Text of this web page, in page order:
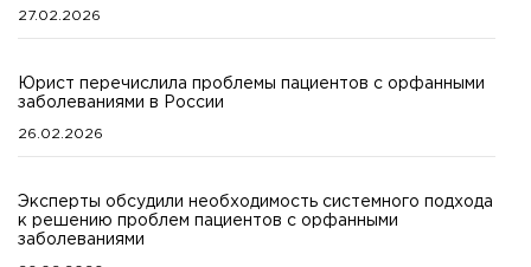
27.02.2026
Юрист перечислила проблемы пациентов с орфанными
заболеваниями в России
26.02.2026
Эксперты обсудили необходимость системного подхода
к решению проблем пациентов с орфанными
заболеваниями